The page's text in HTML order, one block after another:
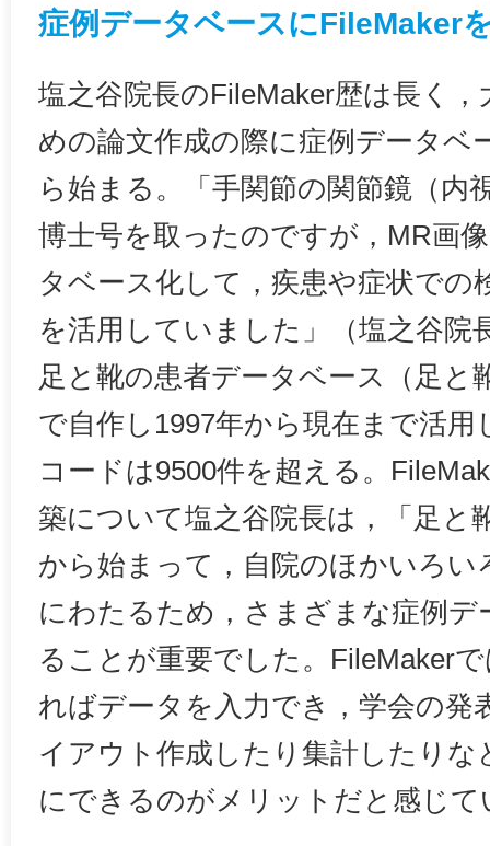
症例データベースにFileMaker
塩之谷院長のFileMaker歴は長く
めの論文作成の際に症例データベ
ら始まる。「手関節の関節鏡（内
博士号を取ったのですが，MR画
タベース化して，疾患や症状での
を活用していました」（塩之谷院
足と靴の患者データベース（足と
で自作し1997年から現在まで活
コードは9500件を超える。
築について塩之谷院長は，「足と
から始まって，自院のほかいろい
にわたるため，さまざまな症例デ
ることが重要でした。FileMaker
ればデータを入力でき，学会の発
イアウト作成したり集計したり
にできるのがメリットだと感じ